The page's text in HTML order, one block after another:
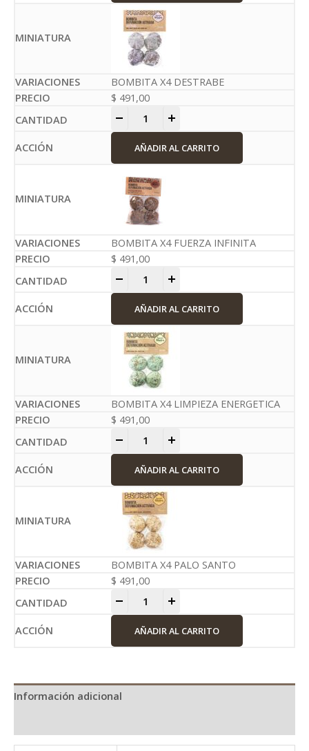
BOMBITA X4 DESTRABE
$ 491,00
AÑADIR AL CARRITO
BOMBITA X4 FUERZA INFINITA
$ 491,00
AÑADIR AL CARRITO
BOMBITA X4 LIMPIEZA ENERGETICA
$ 491,00
AÑADIR AL CARRITO
BOMBITA X4 PALO SANTO
$ 491,00
AÑADIR AL CARRITO
Información adicional